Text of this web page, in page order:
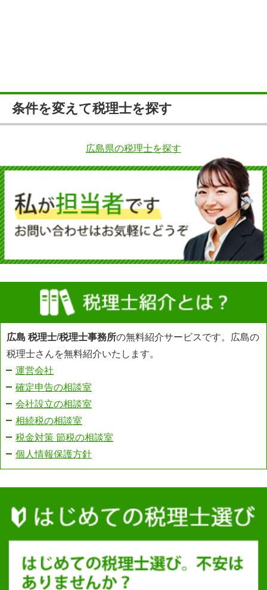
条件を変えて税理士を探す
広島県の税理士を探す
広島 税理士/税理士事務所の無料紹介サービスです。広島の
税理士さんを無料紹介いたします。
運営会社
確定申告の相談室
会社設立の相談室
相続税の相談室
税金対策 節税の相談室
個人情報保護方針